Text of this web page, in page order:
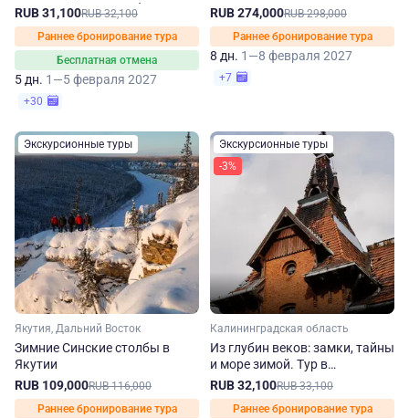
Калининградскую область
RUB 31,100RUB 32,100
Раннее бронирование тура
Бесплатная отмена
5 дн. 1—5 февраля 2027
+30
RUB 274,000RUB 298,000
Раннее бронирование тура
8 дн. 1—8 февраля 2027
+7
Экскурсионные туры
Якутия, Дальний Восток
Зимние Синские столбы в
Якутии
RUB 109,000RUB 116,000
Раннее бронирование тура
Экскурсионные туры
-3%
Калининградская область
Из глубин веков: замки, тайны
и море зимой. Тур в
Калининград
RUB 32,100RUB 33,100
Раннее бронирование тура